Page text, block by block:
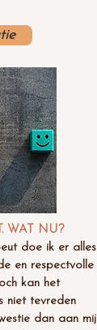
WAT NU?
doe ik er alles
en respectvolle
kan het
niet tevreden
dan aan mij